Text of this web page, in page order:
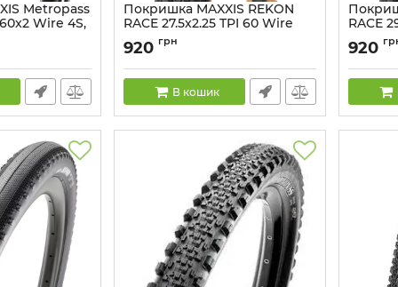
Metropass
Wire 4S,
Покришка MAXXIS REKON
RACE 27.5x2.25 TPI 60 Wire
TANWALL
Артикул:
920 грн
В кошик
RACE
Артикул:
920